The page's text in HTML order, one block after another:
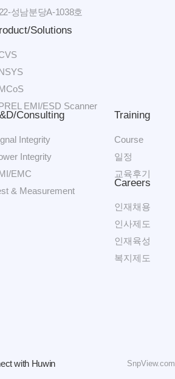
성남분당A-1038호
Solutions
EMI/ESD Scanner
Consulting
Integrity
Integrity
EMC
& Measurement
Training
Course
일정
교육후기
Careers
인재채용
인사제도
인재육성
복지제도
with Huwin SnpView.com